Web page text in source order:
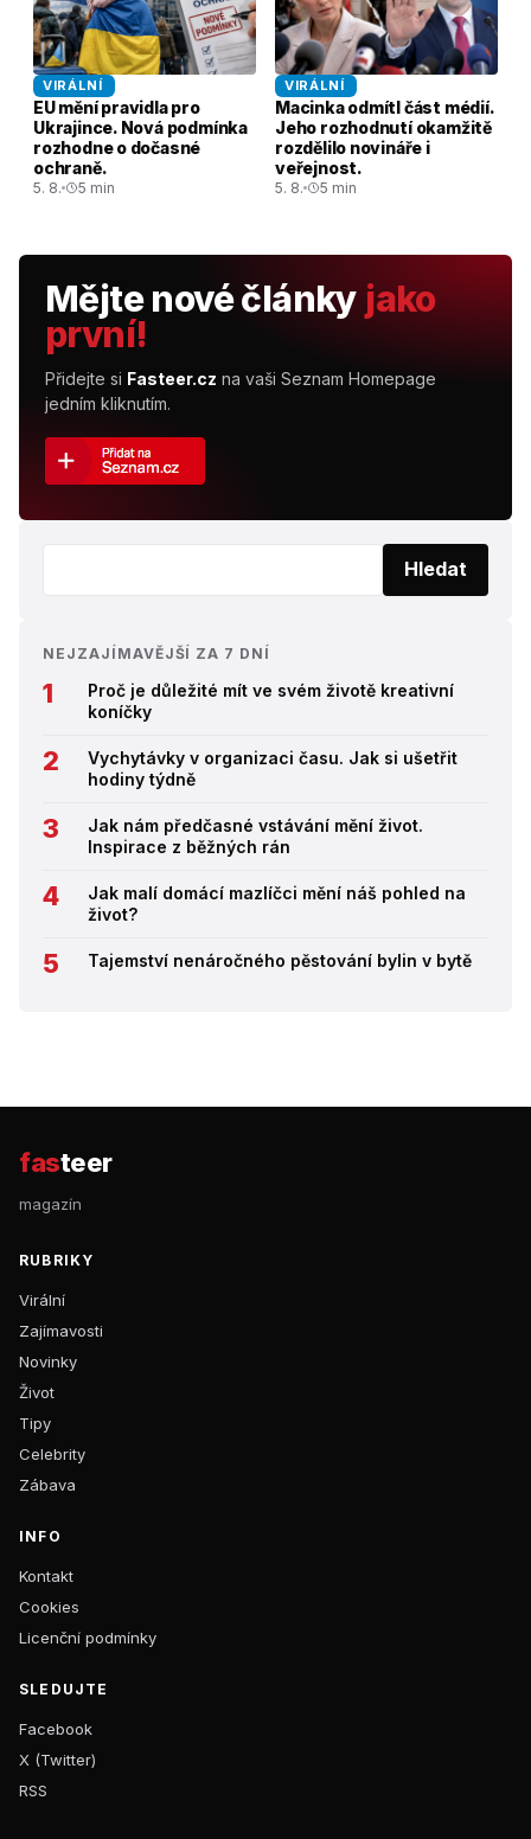
VIRÁLNÍ
EU mění pravidla pro
Ukrajince. Nová podmínka
rozhodne o dočasné
ochraně.
5. 8. 5 min
VIRÁLNÍ
Macinka odmítl část médií.
Jeho rozhodnutí okamžitě
rozdělilo novináře i
veřejnost.
5. 8. 5 min
Mějte nové články jako
první!
Přidejte si Fasteer.cz na vaši Seznam Homepage
jedním kliknutím.
Hledat
NEJZAJÍMAVĚJŠÍ ZA 7 DNÍ
Proč je důležité mít ve svém životě kreativní
koníčky
Vychytávky v organizaci času. Jak si ušetřit
hodiny týdně
Jak nám předčasné vstávání mění život.
Inspirace z běžných rán
Jak malí domácí mazlíčci mění náš pohled na
život?
Tajemství nenáročného pěstování bylin v bytě
fasteer
magazín
RUBRIKY
Virální
Zajímavosti
Novinky
Život
Tipy
Celebrity
Zábava
INFO
Kontakt
Cookies
Licenční podmínky
SLEDUJTE
Facebook
X (Twitter)
RSS